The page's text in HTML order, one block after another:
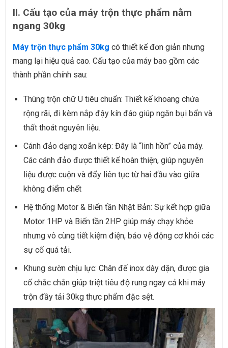
II. Cấu tạo của máy trộn thực phẩm nằm
ngang 30kg
Máy trộn thực phẩm 30kg có thiết kế đơn giản nhưng
mang lại hiệu quả cao. Cấu tạo của máy bao gồm các
thành phần chính sau:
Thùng trộn chữ U tiêu chuẩn: Thiết kế khoang chứa
rộng rãi, đi kèm nắp đậy kín đáo giúp ngăn bụi bẩn và
thất thoát nguyên liệu.
Cánh đảo dạng xoắn kép: Đây là “linh hồn” của máy.
Các cánh đảo được thiết kế hoàn thiện, giúp nguyên
liệu được cuộn và đẩy liên tục từ hai đầu vào giữa
không điểm chết
Hệ thống Motor & Biến tần Nhật Bản: Sự kết hợp giữa
Motor 1HP và Biến tần 2HP giúp máy chạy khỏe
nhưng vô cùng tiết kiệm điện, bảo vệ động cơ khỏi các
sự cố quá tải.
Khung sườn chịu lực: Chân đế inox dày dặn, được gia
cố chắc chắn giúp triệt tiêu độ rung ngay cả khi máy
trộn đầy tải 30kg thực phẩm đặc sệt.